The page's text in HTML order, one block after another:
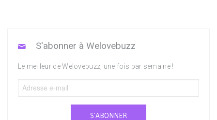
S'abonner à Welovebuzz
Le meilleur de Welovebuzz, une fois par semaine !
S'ABONNER